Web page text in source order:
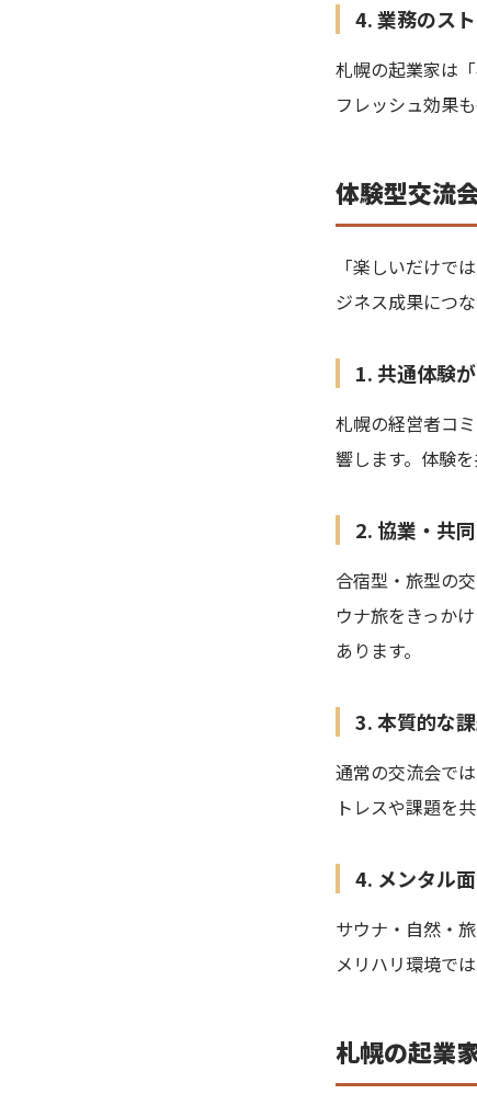
4. 業務のス
札幌の起業家は
フレッシュ効果
体験型交流
「楽しいだけで
ジネス成果につ
1. 共通体験
札幌の経営者コ
響します。体験
2. 協業・共
合宿型・旅型の
ウナ旅をきっか
あります。
3. 本質的な
通常の交流会で
トレスや課題を
4. メンタル
サウナ・自然・
メリハリ環境で
札幌の起業